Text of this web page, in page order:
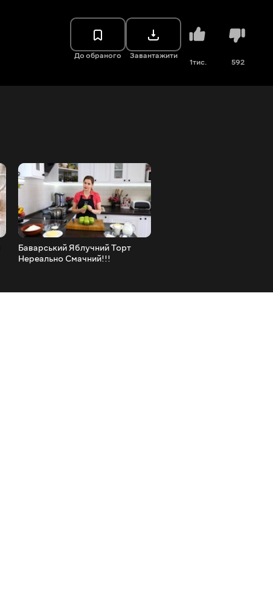
До обраного Завантажити
1тис. 592
Баварський Яблучний Торт
Нереально Смачний!!!